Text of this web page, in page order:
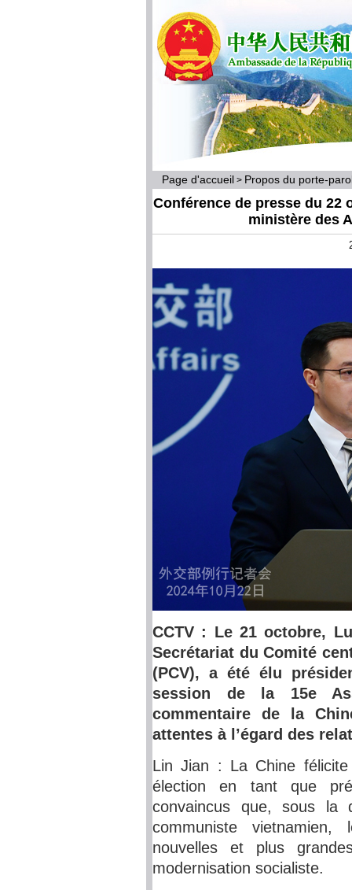
Page d'accueil > Propos du porte-
Conférence de presse du 22
ministère des
CCTV : Le 21 octobre,
Secrétariat du Comité
(PCV), a été élu
session de la 15e
commentaire de la
attentes à l’égard des
Lin Jian : La Chine
élection en tant que
convaincus que, sous la
communiste
nouvelles et plus
modernisation socialiste.